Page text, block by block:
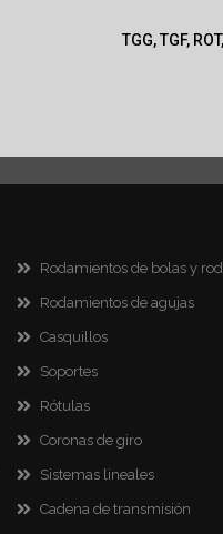
TGG, TGF,
Rodamientos de bolas y
Rodamientos de agujas
Casquillos
Soportes
Rótulas
Coronas de giro
Sistemas lineales
Cadena de transmisión